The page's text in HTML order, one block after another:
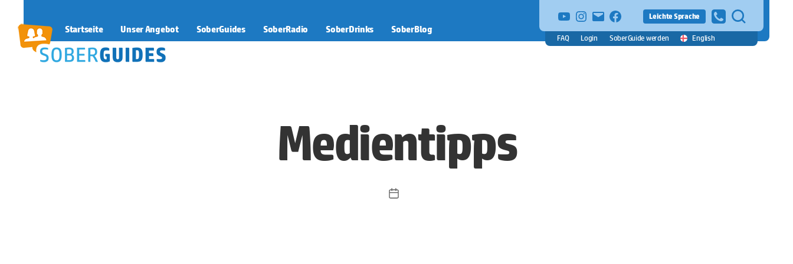
Startseite Unser Angebot SoberGuides SoberRadio SoberDrinks SoberBlog
YouTubeInstagram
E-
Mail
facebook Leichte Sprache
FAQ Login SoberGuide werden English
Medientipps
Veröffentlichungsdatum